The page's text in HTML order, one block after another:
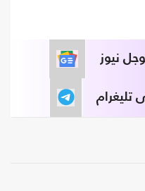
نيوز
تليغرام